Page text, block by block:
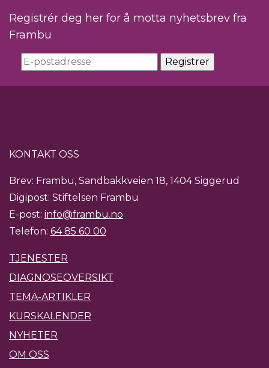
Registrér deg her for å motta nyhetsbrev fra
Frambu
KONTAKT OSS
Brev: Frambu, Sandbakkveien 18, 1404 Siggerud
Digipost: Stiftelsen Frambu
E-post: info@frambu.no
Telefon: 64 85 60 00
TJENESTER
DIAGNOSEOVERSIKT
TEMA-ARTIKLER
KURSKALENDER
NYHETER
OM OSS